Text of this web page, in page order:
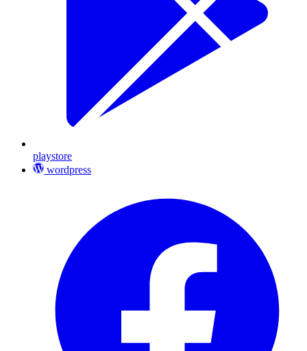
playstore
wordpress